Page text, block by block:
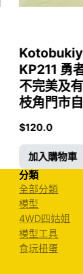
KP211 勇
不完美及
枝角門市
$120.0
加入購物車
分類
全部分類
模型
4WD四姑姐
模型工具
食玩扭蛋